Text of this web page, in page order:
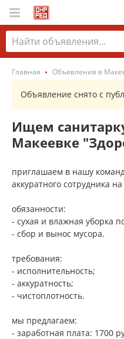
Главная Объявления в
Объявление снято с
Ищем
Макеевке
приглашаем в нашу
аккуратного сотрудника
обязанности:
- сухая и влажная уборка
- сбор и вынос мусора.
требования:
- исполнительность;
- аккуратность;
- чистоплотность.
мы предлагаем:
- заработная плата: 1700